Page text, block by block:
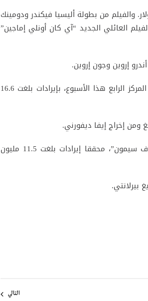
في المركز الثاني، محققا 23.5 مليون دولار. والفيلم من بطولة أليسيا فيكندر ودومينك
العائلي الجديد “آي كان أونلي إماجين”
إروين وجون إروين.
وتراجع الفيلم الخيالي “رينكل إن تايم” من المركز الثاني إلى المركز الرابع هذا الأسبوع، بإيرادات بلغت 16.6
ومن إخراج إيفا ديفورني.
وجاء في المركز الخامس فيلم الحركة والمغامرات الجديد “لاف سيمون”، محققا إيرادات بلغت 11.5 مليون
التالي